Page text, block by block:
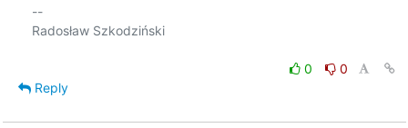
--
Radosław Szkodziński
0
0
Reply